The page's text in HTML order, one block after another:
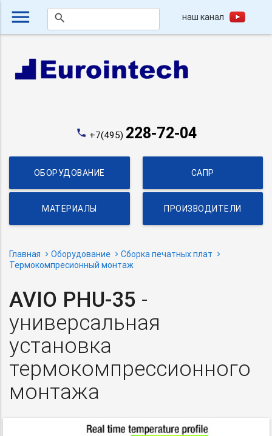
menu search наш канал
phone +7(495) 228-72-04
ОБОРУДОВАНИЕ САПР
МАТЕРИАЛЫ ПРОИЗВОДИТЕЛИ
Главная Оборудование
Сборка печатных плат
Термокомпресионный монтаж
AVIO PHU-35 -
универсальная
установка
термокомпрессионного
монтажа